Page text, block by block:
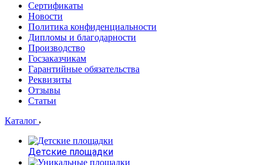
Сертификаты
Новости
Политика конфиденциальности
Дипломы и благодарности
Производство
Госзаказчикам
Гарантийные обязательства
Реквизиты
Отзывы
Статьи
Каталог
Детские площадки